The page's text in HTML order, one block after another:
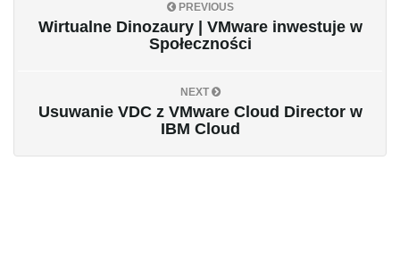
PREVIOUS
Wirtualne Dinozaury | VMware inwestuje w
Społeczności
NEXT
Usuwanie VDC z VMware Cloud Director w
IBM Cloud